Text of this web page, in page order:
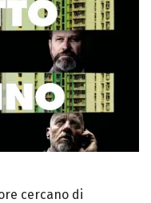
cercano di